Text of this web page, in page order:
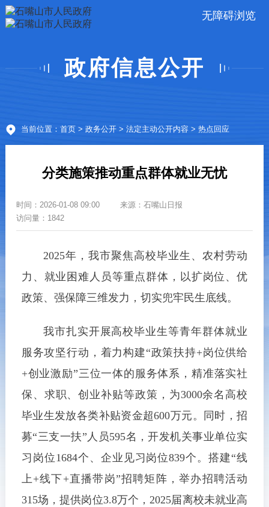
无障碍浏览
政府信息公开
当前位置： 首页> 政务公开> 法定主动公开内容 > 热点回应
分类施策推动重点群体就业无忧
时间： 2026-01-08 09:00 来源： 石嘴山日报
访问量：1842
2025年，我市聚焦高校毕业生、农村劳动
力、就业困难人员等重点群体，以扩岗位、优
政策、强保障三维发力，切实兜牢民生底线。
我市扎实开展高校毕业生等青年群体就业
服务攻坚行动，着力构建“政策扶持+岗位供给
+创业激励”三位一体的服务体系，精准落实社
保、求职、创业补贴等政策，为3000余名高校
毕业生发放各类补贴资金超600万元。同时，招
募“三支一扶”人员595名，开发机关事业单位实
习岗位1684个、企业见习岗位839个。搭建“线
上+线下+直播带岗”招聘矩阵，举办招聘活动
315场，提供岗位3.8万个，2025届离校未就业高